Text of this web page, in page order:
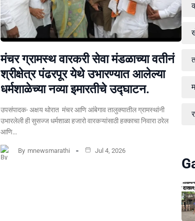
मंचर ग्रामस्थ वारकरी सेवा मंडळाच्या वतीनं
श्रीक्षेत्र पंढरपूर येथे उभारण्यात आलेल्या
धर्मशाळेच्या नव्या इमारतीचे उद्घाटन.
उपसंपादक- अक्षय थोरात मंचर आणि आंबेगाव तालुक्यातील ग्रामस्थांनी
उभारलेली ही सुसज्ज धर्मशाळा हजारो वारकऱ्यांसाठी हक्काचा निवारा ठरेल
आणि…
By mnewsmarathi Jul 4, 2026